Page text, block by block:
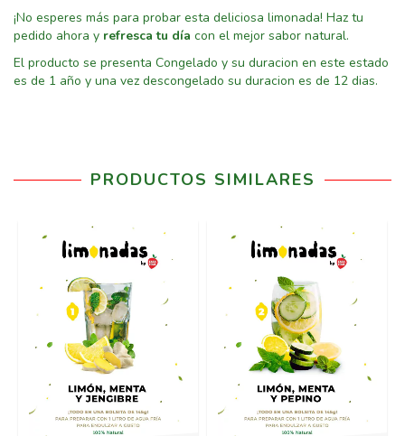
¡No esperes más para probar esta deliciosa limonada! Haz tu
pedido ahora y refresca tu día con el mejor sabor natural.
El producto se presenta Congelado y su duracion en este estado
es de 1 año y una vez descongelado su duracion es de 12 dias.
PRODUCTOS SIMILARES